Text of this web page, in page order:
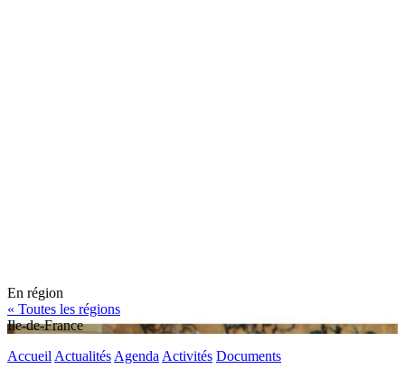
En région
« Toutes les régions
Ile-de-France
Accueil Actualités Agenda Activités Documents